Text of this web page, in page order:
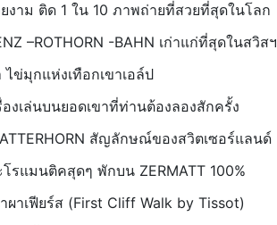
งาม ติด 1 ใน 10 ภาพถ่ายที่สวยที่สุดในโลก
–ROTHORN -BAHN เก่าแก่ที่สุดในสวิสฯ
ข่มุกแห่งเทือกเขาเอล์ป
งเล่นบนยอดเขาที่ท่านต้องลองสักครั้ง
สัญลักษณ์ของสวิตเซอร์แลนด์
รแมนติคสุดๆ พักบน ZERMATT 100%
ผาเฟียร์ส (First Cliff Walk by Tissot)